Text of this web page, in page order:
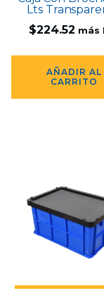
Lts
$224.52 más
AÑADIR AL
CARRITO